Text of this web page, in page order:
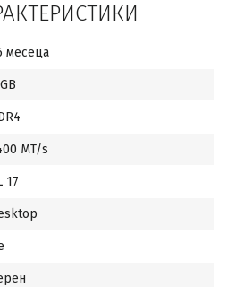
месеца
MT/s
17